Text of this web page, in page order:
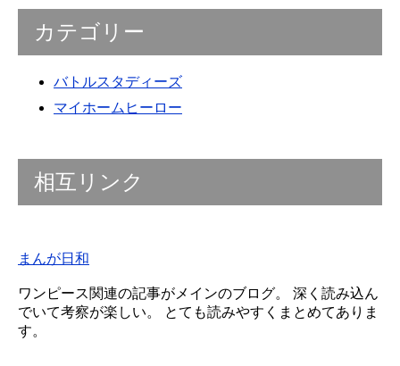
カテゴリー
バトルスタディーズ
マイホームヒーロー
相互リンク
まんが日和
ワンピース関連の記事がメインのブログ。 深く読み込ん
でいて考察が楽しい。 とても読みやすくまとめてありま
す。